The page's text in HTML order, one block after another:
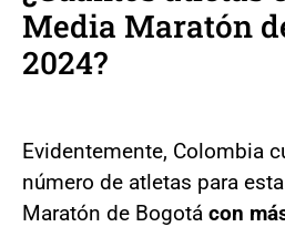
Media Maratón
2024?
Evidentemente, Colombia
número de atletas para
Maratón de Bogotá con